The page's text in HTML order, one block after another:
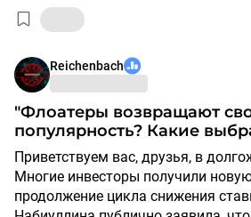
геологоразведкой и добычей
нефтепереработкой.
🔸Состав основных акционеров:
Газпромнефть и Роснефть владеют
около 99% в соотношение 50 на 50.
🔸Free-float: отсутствует,
🔸Отчет МСФО за 2024 год:
Reichenbach
"Флоатеры возвращают свою
популярность? Какие
Приветствуем вас, друзья, в
Многие инвесторы получили
продолжение цикла снижения